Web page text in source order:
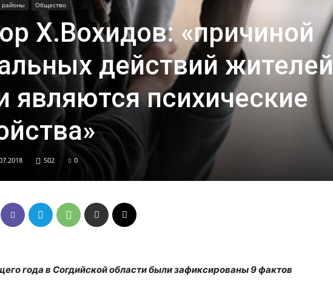
районы Общество
Х.Вохидов: «причиной
действий жителей
являются психические
502 0
года в Согдийской области были зафиксированы 9 фактов